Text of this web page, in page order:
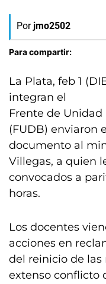
Por jmo2502
Para compartir:
La Plata, feb 1
integran el
Frente de
(FUDB) enviaron
documento al
Villegas, a quien
convocados a
horas.
Los docentes
acciones en
del reinicio de las
extenso conflicto